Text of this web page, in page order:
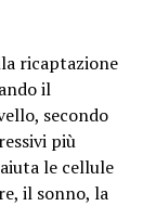
ricaptazione
il
secondo
più
aiuta le cellule
il sonno, la